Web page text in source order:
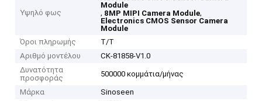
Υψηλό φως
Module
, 8MP MIPI Camera Module,
Electronics CMOS Sensor Camera
Module
Όροι πληρωμής
Τ/Τ
Αριθμό μοντέλου
CK-81858-V1.0
Δυνατότητα
προσφοράς
500000 κομμάτια/μήνας
Μάρκα
Sinoseen